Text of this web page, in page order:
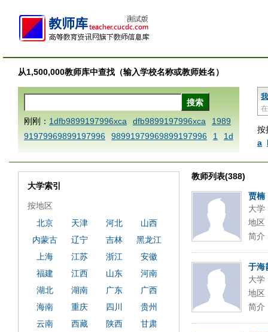
从1,500,000教师库中查找（输入学校名称或教师姓名）
按
a
刚刚： 1dfb9899197996xca dfb9899197996xca
1989
91979969899197996
98991979969899197996 1
1d
fbsetx9899197996xxca
1dfbmath key98991 methodm
7996x
1AAABBBCCCdefine blablaenddefine dfbxyzen
1dfbxca123
1dfbzzzzzzzzbbbccccdddeeexcareplacezo
899197996 xca
AAABBBCCCdefine blablaenddefine d
fbxyzendtemplate dfbCCCBBBAAA
dfb9899197996x
dfbxca123
dfbzzzzzzzzbbbccccdddeeexcareplacezo
dfbabctitlexca
dfbmath key98991 methodmultiply oper
and97996xca
教师列表(388)
贾楠
大学
地区
简介
于海
大学
地区
简介
大学索引
按地区
北京
天津 河北
山西
内蒙古
辽宁 吉林
黑龙江
上海
江苏 浙江
安徽
福建
江西 山东
河南
湖北
湖南 广东
广西
海南
重庆 四川
贵州
云南
西藏 陕西
甘肃